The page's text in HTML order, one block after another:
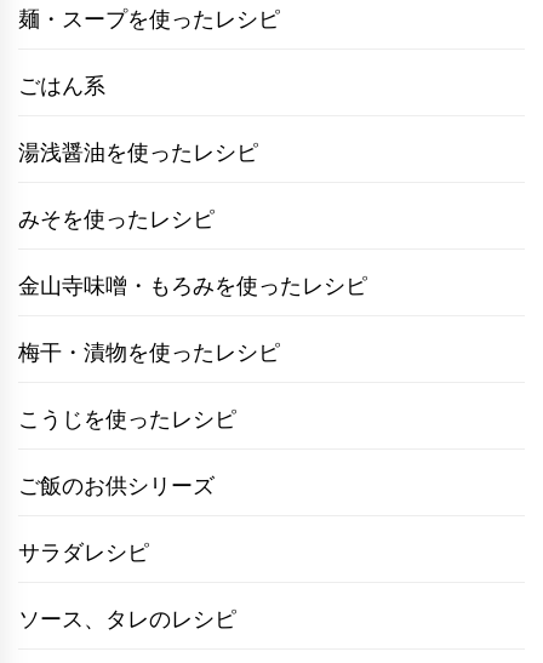
麺・スープを使ったレシピ
ごはん系
湯浅醤油を使ったレシピ
みそを使ったレシピ
金山寺味噌・もろみを使ったレシピ
梅干・漬物を使ったレシピ
こうじを使ったレシピ
ご飯のお供シリーズ
サラダレシピ
ソース、タレのレシピ